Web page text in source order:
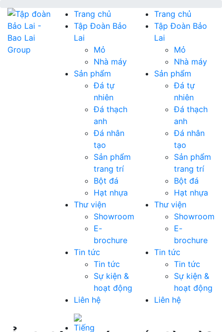
Trang chủ
Tập Đoàn Bảo
Lai
Mỏ
Nhà máy
Sản phẩm
Đá tự
nhiên
Đá thạch
anh
Đá nhân
tạo
Sản phẩm
trang trí
Bột đá
Hạt nhựa
Thư viện
Showroom
E-
brochure
Tin tức
Tin tức
Sự kiện &
hoạt động
Liên hệ
Trang chủ
Tập Đoàn Bảo
Lai
Mỏ
Nhà máy
Sản phẩm
Đá tự
nhiên
Đá thạch
anh
Đá nhân
tạo
Sản phẩm
trang trí
Bột đá
Hạt nhựa
Thư viện
Showroom
E-
brochure
Tin tức
Tin tức
Sự kiện &
hoạt động
Liên hệ